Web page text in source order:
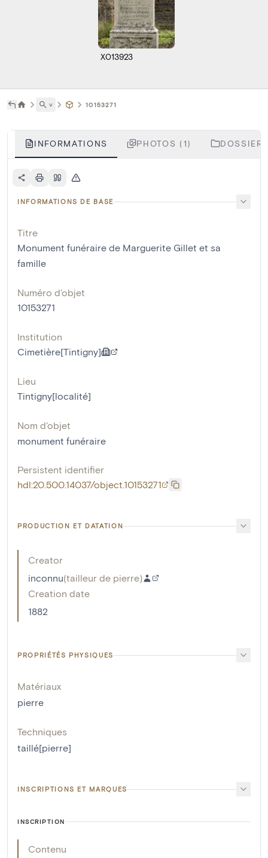
X013923
˅ 10153271
INFORMATIONS PHOTOS (1)
INFORMATIONS DE BASE
Titre
Monument funéraire de Marguerite Gillet et sa
famille
Numéro d'objet
10153271
Institution
Cimetière[Tintigny]
Lieu
Tintigny[localité]
Nom d'objet
monument funéraire
Persistent identifier
hdl:20.500.14037/object.10153271
PRODUCTION ET DATATION
Creator
inconnu(tailleur de pierre)
Creation date
1882
PROPRIÉTÉS PHYSIQUES
Matériaux
pierre
Techniques
taillé[pierre]
INSCRIPTIONS ET MARQUES
INSCRIPTION
Contenu